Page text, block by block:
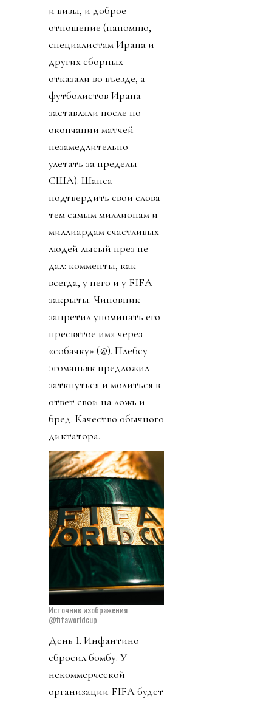
и визы, и доброе
отношение (напомню,
специалистам Ирана и
других сборных
отказали во въезде, а
футболистов Ирана
заставляли после по
окончании матчей
незамедлительно
улетать за пределы
США). Шанса
подтвердить свои слова
тем самым миллионам и
миллиардам счастливых
людей лысый през не
дал: комменты, как
всегда, у него и у FIFA
закрыты. Чиновник
запретил упоминать его
пресвятое имя через
«собачку» (@). Плебсу
эгоманьяк предложил
заткнуться и молиться в
ответ свои на ложь и
бред. Качество обычного
диктатора.
Источник изображения
@fifaworldcup
День 1. Инфантино
сбросил бомбу. У
некоммерческой
организации FIFA будет